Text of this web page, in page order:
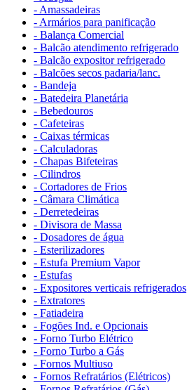
- Amassadeiras
- Armários para panificação
- Balança Comercial
- Balcão atendimento refrigerado
- Balcão expositor refrigerado
- Balcões secos padaria/lanc.
- Bandeja
- Batedeira Planetária
- Bebedouros
- Cafeteiras
- Caixas térmicas
- Calculadoras
- Chapas Bifeteiras
- Cilindros
- Cortadores de Frios
- Câmara Climática
- Derretedeiras
- Divisora de Massa
- Dosadores de água
- Esterilizadores
- Estufa Premium Vapor
- Estufas
- Expositores verticais refrigerados
- Extratores
- Fatiadeira
- Fogões Ind. e Opcionais
- Forno Turbo Elétrico
- Forno Turbo a Gás
- Fornos Multiuso
- Fornos Refratários (Elétricos)